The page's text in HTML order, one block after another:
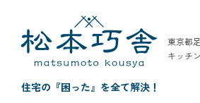
住宅の『困った』を全て解決！
東京都
キッチ